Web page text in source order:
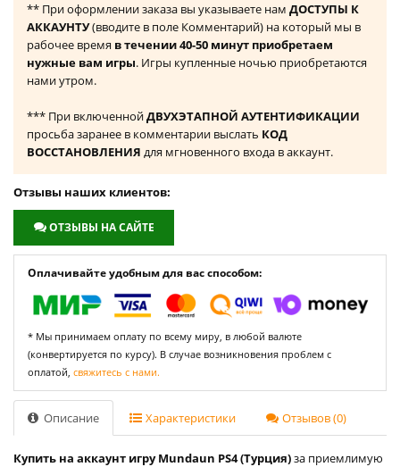
** При оформлении заказа вы указываете нам ДОСТУПЫ К
АККАУНТУ(вводите в поле Комментарий) на который мы в
рабочее время в течении 40-50 минут приобретаем
нужные вам игры. Игры купленные ночью приобретаются
нами утром.
*** При включеннойДВУХЭТАПНОЙ АУТЕНТИФИКАЦИИ
просьба заранее в комментарии выслать КОД
ВОССТАНОВЛЕНИЯ для мгновенного входа в аккаунт.
Отзывы наших клиентов:
ОТЗЫВЫ НА САЙТЕ
Оплачивайте удобным для вас способом:
* Мы принимаем оплату по всему миру, в любой валюте
(конвертируется по курсу). В случае возникновения проблем с
оплатой, свяжитесь с нами.
Описание Характеристики Отзывов (0)
Купить на аккаунт игру Mundaun PS4 (Турция)за приемлимую